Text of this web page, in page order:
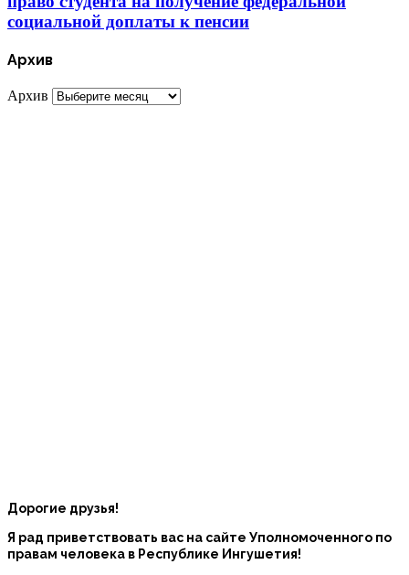
социальной доплаты к пенсии
Архив
Архив
Дорогие друзья!
Я рад приветствовать вас на сайте Уполномоченного по
правам человека в Республике Ингушетия!